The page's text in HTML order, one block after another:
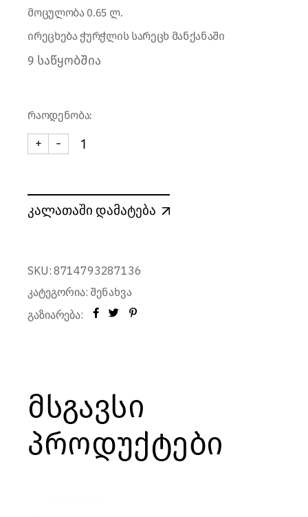
მოცულობა 0.65 ლ.
ირეცხება ჭურჭლის სარეცხ მანქანაში
9 საწყობშია
რაოდენობა:
ვაკუუმ კონტეინერი - 0.65 ლ. quantity
-
+
კალათაში დამატება
SKU: 8714793287136
კატეგორია: შენახვა
გაზიარება:
მსგავსი
პროდუქტები